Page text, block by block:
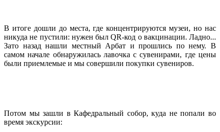
В итоге дошли до места, где концентрируются музеи, но нас
никуда не пустили: нужен былQR-код о вакцинации. Ладно...
Зато назад нашли местный Арбат и прошлись по нему. В
самом начале обнаружилась лавочка с сувенирами, где цены
были приемлемые и мы совершили покупки сувениров.
Потом мы зашли в Кафедральный собор, куда не попали во
время экскурсии: